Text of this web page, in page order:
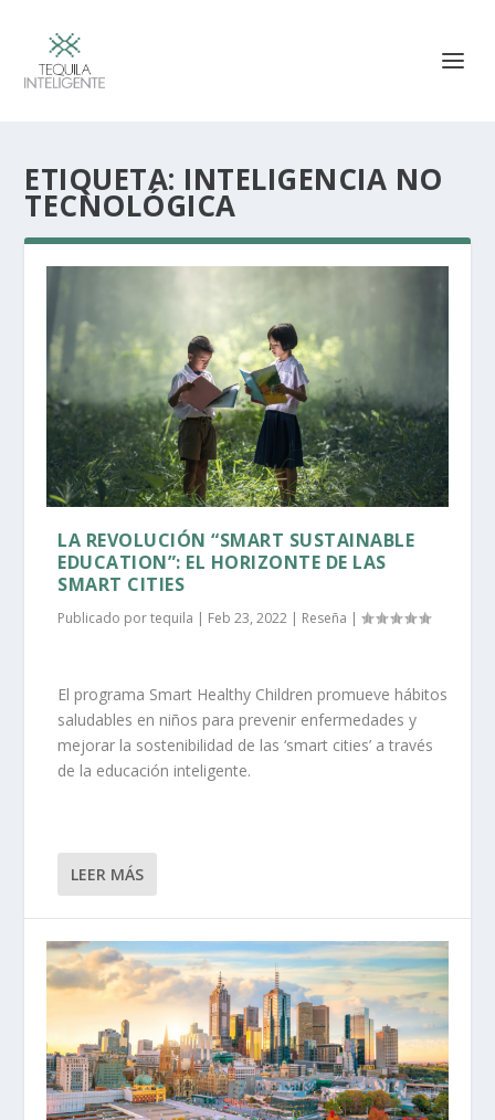
ETIQUETA: INTELIGENCIA NO
TECNOLÓGICA
LA REVOLUCIÓN “SMART SUSTAINABLE
EDUCATION”: EL HORIZONTE DE LAS
SMART CITIES
Publicado portequila | Feb 23, 2022 | Reseña |
El programa Smart Healthy Children promueve hábitos
saludables en niños para prevenir enfermedades y
mejorar la sostenibilidad de las ‘smart cities’ a través
de la educación inteligente.
LEER MÁS